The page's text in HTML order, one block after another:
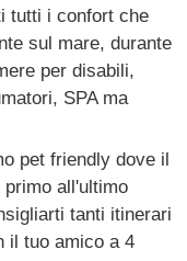
tutti i confort che
sul mare, durante
per disabili,
SPA ma
pet friendly dove il
all'ultimo
tanti itinerari
il tuo amico a 4